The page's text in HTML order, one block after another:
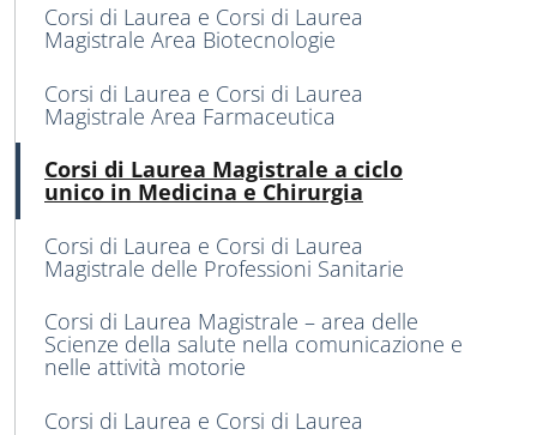
Corsi di Laurea e Corsi di Laurea
Magistrale Area Biotecnologie
Corsi di Laurea e Corsi di Laurea
Magistrale Area Farmaceutica
Corsi di Laurea Magistrale a ciclo
unico in Medicina e Chirurgia
Corsi di Laurea e Corsi di Laurea
Magistrale delle Professioni Sanitarie
Corsi di Laurea Magistrale – area delle
Scienze della salute nella comunicazione e
nelle attività motorie
Corsi di Laurea e Corsi di Laurea